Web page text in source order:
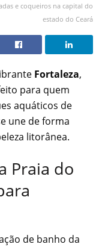
e coqueiros na capital do
estado do Ceará
Fortaleza,
para quem
aquáticos de
une de forma
litorânea.
Praia do
de banho da